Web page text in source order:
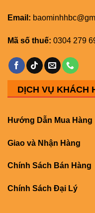
Email:
Mã số thuế: 0304 279
DỊCH VỤ KHÁCH
Hướng Dẫn Mua Hàng
Giao và Nhận Hàng
Chính Sách Bán Hàng
Chính Sách Đại Lý